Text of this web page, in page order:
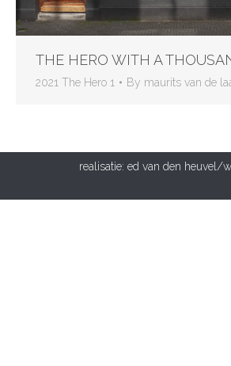
THE HERO WITH A
2021 The Hero 1 By maurits van de
realisatie: ed van den heuvel/